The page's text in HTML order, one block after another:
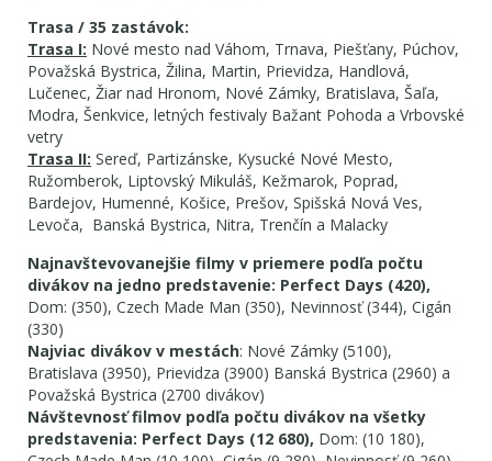
Trasa / 35 zastávok:
Trasa I: Nové mesto nad Váhom, Trnava, Piešťany, Púchov,
Považská Bystrica, Žilina, Martin, Prievidza, Handlová,
Lučenec, Žiar nad Hronom, Nové Zámky, Bratislava, Šaľa,
Modra, Šenkvice, letných festivaly Bažant Pohoda a Vrbovské
vetry
Trasa II: Sereď, Partizánske, Kysucké Nové Mesto,
Ružomberok, Liptovský Mikuláš, Kežmarok, Poprad,
Bardejov, Humenné, Košice, Prešov, Spišská Nová Ves,
Levoča, Banská Bystrica, Nitra, Trenčín a Malacky
Najnavštevovanejšie filmy v priemere podľa počtu
divákov na jedno predstavenie: Perfect Days (420),
Dom: (350), Czech Made Man (350), Nevinnosť (344), Cigán
(330)
Najviac divákov v mestách: Nové Zámky (5100),
Bratislava (3950), Prievidza (3900) Banská Bystrica (2960) a
Považská Bystrica (2700 divákov)
Návštevnosť filmov podľa počtu divákov na všetky
predstavenia: Perfect Days (12 680), Dom: (10 180),